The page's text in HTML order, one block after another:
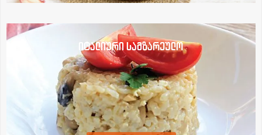
იტალიური სამზარეულო